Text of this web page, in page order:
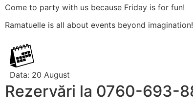
Come to party with us because Friday is for fun!
Ramatuelle is all about events beyond imagination!
Data: 20 August
Rezervări la 0760-693-